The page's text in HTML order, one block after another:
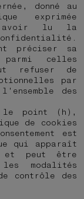
donné au
exprimée
avoir lu la
préciser sa
parmi celles
refuser de
par
des
le point (h),
de cookies
est
qui apparaît
et peut être
modalités
contrôle des